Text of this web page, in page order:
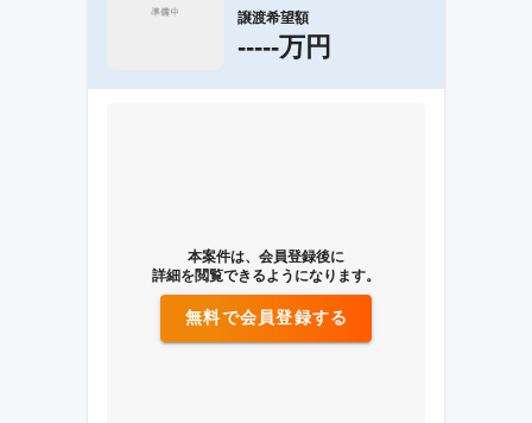
譲渡希望額
-----万円
本案件は、会員登録後に
詳細を閲覧できるようになります。
無料で会員登録する